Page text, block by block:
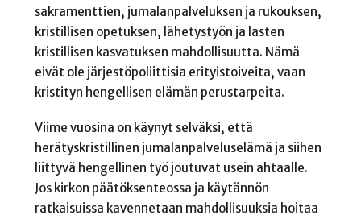
sakramenttien, jumalanpalveluksen ja rukouksen,
kristillisen opetuksen, lähetystyön ja lasten
kristillisen kasvatuksen mahdollisuutta. Nämä
eivät ole järjestöpoliittisia erityistoiveita, vaan
kristityn hengellisen elämän perustarpeita.
Viime vuosina on käynyt selväksi, että
herätyskristillinen jumalanpalveluselämä ja siihen
liittyvä hengellinen työ joutuvat usein ahtaalle.
Jos kirkon päätöksenteossa ja käytännön
ratkaisuissa kavennetaan mahdollisuuksia hoitaa